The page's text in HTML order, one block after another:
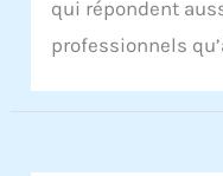
qui répondent
professionnels